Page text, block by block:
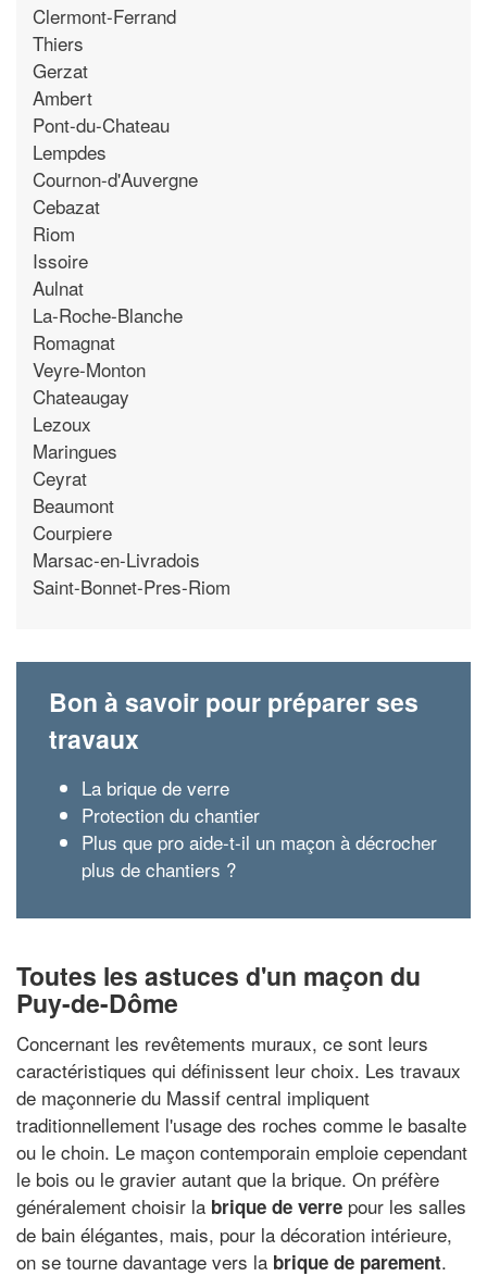
Clermont-Ferrand
Thiers
Gerzat
Ambert
Pont-du-Chateau
Lempdes
Cournon-d'Auvergne
Cebazat
Riom
Issoire
Aulnat
La-Roche-Blanche
Romagnat
Veyre-Monton
Chateaugay
Lezoux
Maringues
Ceyrat
Beaumont
Courpiere
Marsac-en-Livradois
Saint-Bonnet-Pres-Riom
Bon à savoir pour préparer ses
travaux
La brique de verre
Protection du chantier
Plus que pro aide-t-il un maçon à décrocher
plus de chantiers ?
Toutes les astuces d'un maçon du
Puy-de-Dôme
Concernant les revêtements muraux, ce sont leurs
caractéristiques qui définissent leur choix. Les travaux
de maçonnerie du Massif central impliquent
traditionnellement l'usage des roches comme le basalte
ou le choin. Le maçon contemporain emploie cependant
le bois ou le gravier autant que la brique. On préfère
généralement choisir la brique de verre pour les salles
de bain élégantes, mais, pour la décoration intérieure,
on se tourne davantage vers la brique de parement.